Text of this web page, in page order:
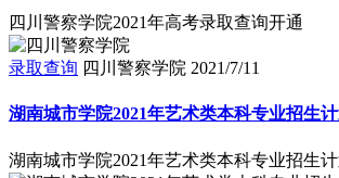
四川警察学院2021年高考录取查询开通
录取查询 四川警察学院 2021/7/11
湖南城市学院2021年艺术类本科专业招生计
湖南城市学院2021年艺术类本科专业招生计